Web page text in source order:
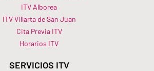
ITV Alborea
ITV Villarta de San Juan
Cita Previa ITV
Horarios ITV​
SERVICIOS ITV